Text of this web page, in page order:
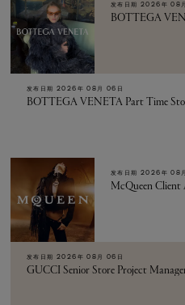
发布日期 2026年 08
BOTTEGA
发布日期 2026年 08月 06日
BOTTEGA VENETA Part Time
发布日期 2026年 08
McQueen Client
发布日期 2026年 08月 06日
GUCCI Senior Store Project